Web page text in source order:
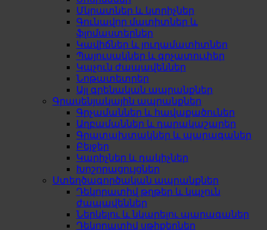
Մկրատներ և կտրիչներ
Գունավոր մատիտներ և
ֆլոմաստերներ
Կավիճներ և յուղամատիտներ
Պայուսակներ և գրչատուփեր
Կպչուն ժապավեններ
Նոթատետրեր
Այլ գրենական ապրանքներ
Գրասենյակային ապրանքներ
Գրչամաններ և հավաքածուներ
Աղբամաններ և դարակաշարեր
Գրատախտակներ և պարագաներ
Բեյջեր
Կարիչներ և դակիչներ
Խոշորացույցներ
Ստեղծագործական ապրանքներ
Դեկորատիվ թղթեր և կպչուն
ժապավեններ
Ներկելու և նկարելու պարագաներ
Դեկորատիվ սթիքերներ